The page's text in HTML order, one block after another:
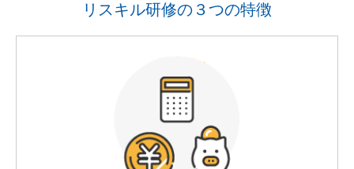
リスキル研修の３つの特徴